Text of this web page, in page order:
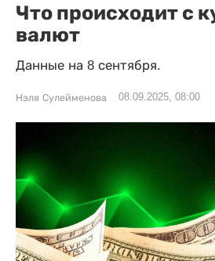
Что происходит с
валют
Данные на 8 сентября.
Нэля Сулейменова 08.09.2025, 08:00